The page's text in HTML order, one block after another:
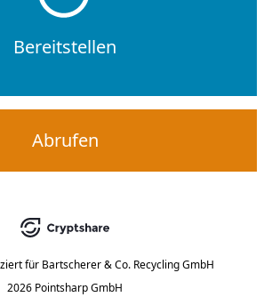
Bereitstellen
Abrufen
für Bartscherer & Co. Recycling GmbH
2026 Pointsharp GmbH